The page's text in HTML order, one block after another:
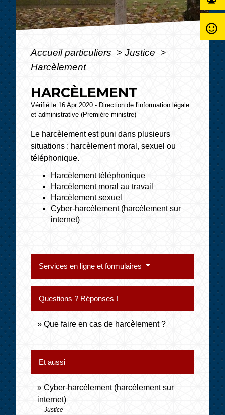
Accueil particuliers > Justice >
Harcèlement
HARCÈLEMENT
Vérifié le 16 Apr 2020 - Direction de l'information légale
et administrative (Première ministre)
Le harcèlement est puni dans plusieurs
situations : harcèlement moral, sexuel ou
téléphonique.
Harcèlement téléphonique
Harcèlement moral au travail
Harcèlement sexuel
Cyber-harcèlement (harcèlement sur
internet)
Services en ligne et formulaires
Questions ? Réponses !
Que faire en cas de harcèlement ?
Et aussi
Cyber-harcèlement (harcèlement sur
internet)
Justice
sentiment_satisfied_alt